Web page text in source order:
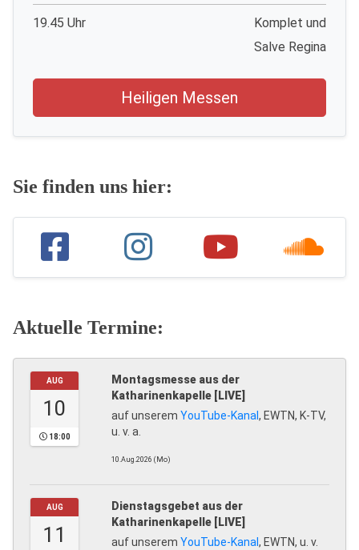
19.45 Uhr
Komplet und
Salve Regina
Heiligen Messen
Sie finden uns hier:
Aktuelle Termine:
AUG
10
18:00
Montagsmesse aus der
Katharinenkapelle [LIVE]
auf unserem YouTube-Kanal, EWTN, K-TV,
u. v. a.
10.Aug.2026 (Mo)
AUG
11
Dienstagsgebet aus der
Katharinenkapelle [LIVE]
auf unserem YouTube-Kanal, EWTN, u. v.